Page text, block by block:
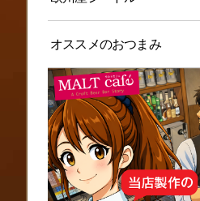
オススメのおつまみ